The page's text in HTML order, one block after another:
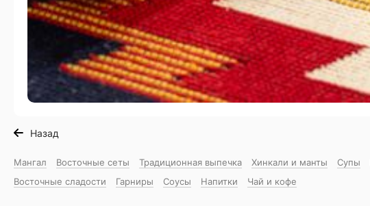
Назад
Мангал Восточные сеты Традиционная выпечка Хинкали и манты Супы
Восточные сладости
Гарниры Соусы Напитки Чай и кофе